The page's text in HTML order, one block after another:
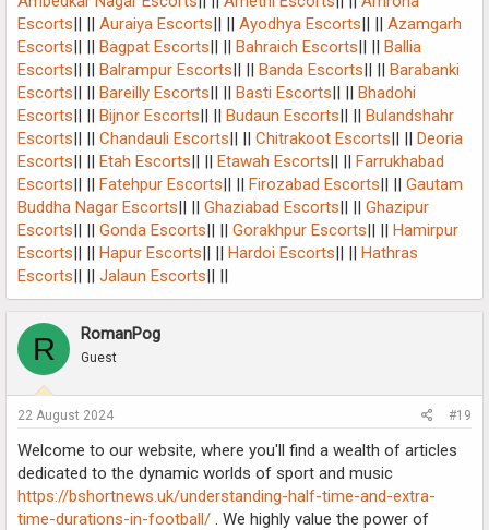
Escorts|| || Auraiya Escorts|| || Ayodhya Escorts|| || Azamgarh
Escorts|| || Bagpat Escorts|| || Bahraich Escorts|| || Ballia
Escorts|| || Balrampur Escorts|| || Banda Escorts|| || Barabanki
Escorts|| || Bareilly Escorts|| || Basti Escorts|| || Bhadohi
Escorts|| || Bijnor Escorts|| || Budaun Escorts|| || Bulandshahr
Escorts|| || Chandauli Escorts|| || Chitrakoot Escorts|| || Deoria
Escorts|| || Etah Escorts|| || Etawah Escorts|| || Farrukhabad
Escorts|| || Fatehpur Escorts|| || Firozabad Escorts|| || Gautam
Buddha Nagar Escorts|| || Ghaziabad Escorts|| || Ghazipur
Escorts|| || Gonda Escorts|| || Gorakhpur Escorts|| || Hamirpur
Escorts|| || Hapur Escorts|| || Hardoi Escorts|| || Hathras
Escorts|| || Jalaun Escorts|| ||
R RomanPog
Guest
22 August 2024 #19
Welcome to our website, where you'll find a wealth of articles
dedicated to the dynamic worlds of sport and music
https://bshortnews.uk/understanding-half-time-and-extra-
time-durations-in-football/ . We highly value the power of